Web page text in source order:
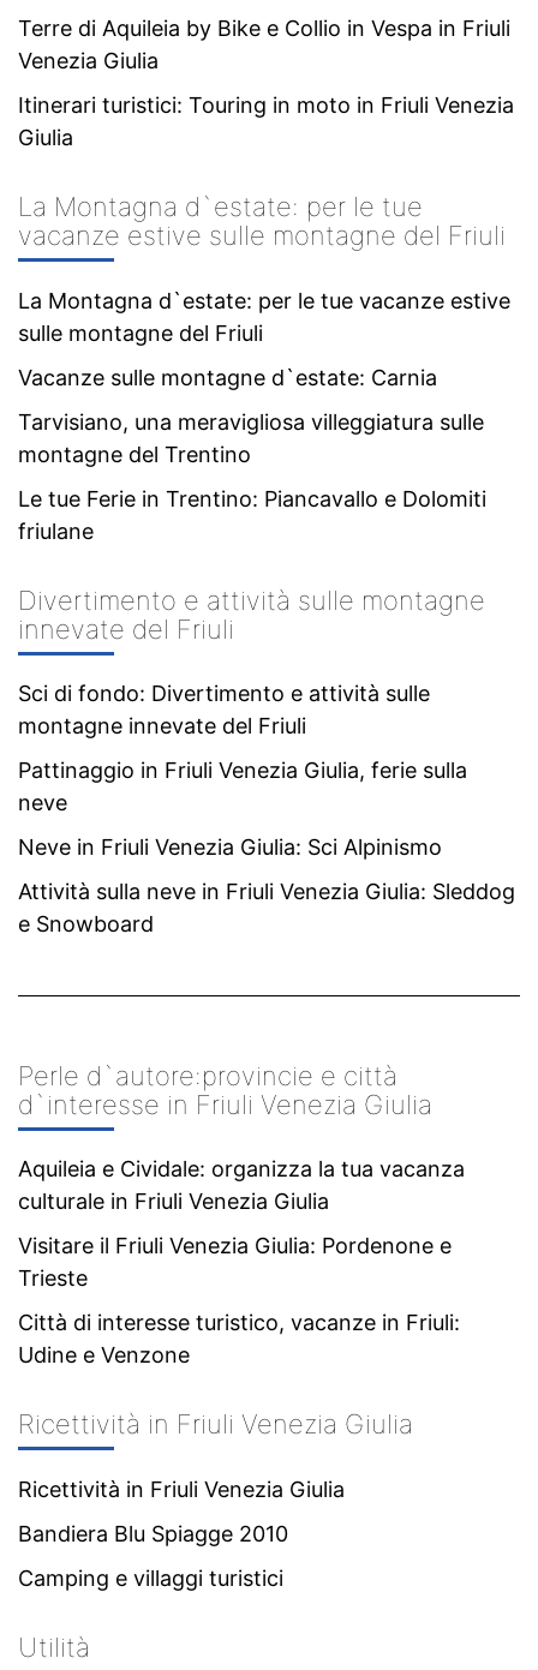
Terre di Aquileia by Bike e Collio in Vespa in Friuli
Venezia Giulia
Itinerari turistici: Touring in moto in Friuli Venezia
Giulia
La Montagna d`estate: per le tue
vacanze estive sulle montagne del Friuli
La Montagna d`estate: per le tue vacanze estive
sulle montagne del Friuli
Vacanze sulle montagne d`estate: Carnia
Tarvisiano, una meravigliosa villeggiatura sulle
montagne del Trentino
Le tue Ferie in Trentino: Piancavallo e Dolomiti
friulane
Divertimento e attività sulle montagne
innevate del Friuli
Sci di fondo: Divertimento e attività sulle
montagne innevate del Friuli
Pattinaggio in Friuli Venezia Giulia, ferie sulla
neve
Neve in Friuli Venezia Giulia: Sci Alpinismo
Attività sulla neve in Friuli Venezia Giulia: Sleddog
e Snowboard
Perle d`autore:provincie e città
d`interesse in Friuli Venezia Giulia
Aquileia e Cividale: organizza la tua vacanza
culturale in Friuli Venezia Giulia
Visitare il Friuli Venezia Giulia: Pordenone e
Trieste
Città di interesse turistico, vacanze in Friuli:
Udine e Venzone
Ricettività in Friuli Venezia Giulia
Ricettività in Friuli Venezia Giulia
Bandiera Blu Spiagge 2010
Camping e villaggi turistici
Utilità